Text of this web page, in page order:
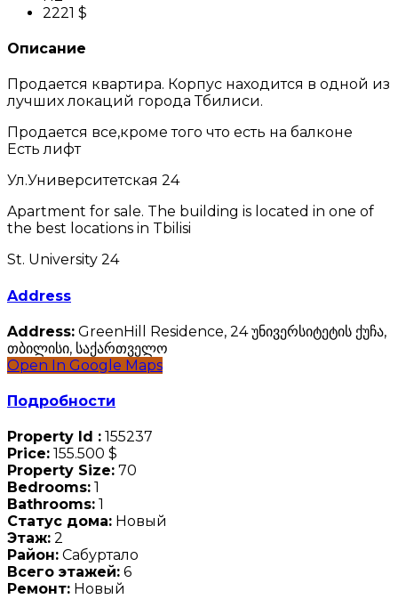
2221 $
Описание
Продается квартира. Корпус находится в одной из
лучших локаций города Тбилиси.
Продается все,кроме того что есть на балконе
Есть лифт
Ул.Университетская 24
Apartment for sale. The building is located in one of
the best locations in Tbilisi
St. University 24
Address
Address: GreenHill Residence, 24 უნივერსიტეტის ქუჩა,
თბილისი, საქართველო
Open In Google Maps
Подробности
Property Id : 155237
Price: 155.500 $
Property Size: 70
Bedrooms: 1
Bathrooms: 1
Статус дома: Новый
Этаж: 2
Район: Сабуртало
Всего этажей: 6
Ремонт: Новый